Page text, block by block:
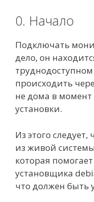
0. Начало
Подключать
дело, он
труднодоступном
происходить
не дома в
установки.
Из этого
из живой
которая
установщика
что должен быть